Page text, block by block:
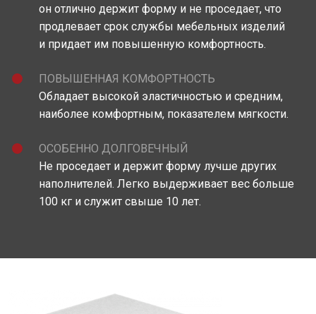
он отлично держит форму и не проседает, что
продлевает срок службы мебельных изделий
и придает им повышенную комфортность.
ПОВЫШЕННАЯ КОМФОРТНОСТЬ
Обладает высокой эластичностью и средним,
наиболее комфортным, показателем мягкости.
ОСОБЕННО ДОЛГОВЕЧНЫЙ
Не проседает и держит форму лучше других
наполнителей. Легко выдерживает вес больше
100 кг и служит свыше 10 лет.